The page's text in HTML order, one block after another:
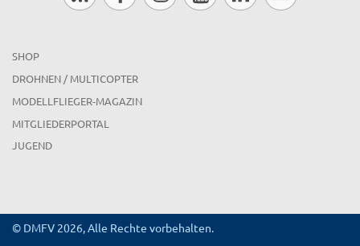
SHOP
DROHNEN / MULTICOPTER
MODELLFLIEGER-MAGAZIN
MITGLIEDERPORTAL
JUGEND
© DMFV 2026, Alle Rechte vorbehalten.